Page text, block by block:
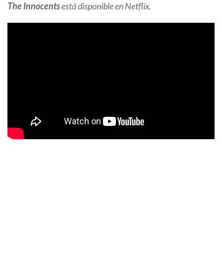
The Innocentsestá disponible en Netflix.